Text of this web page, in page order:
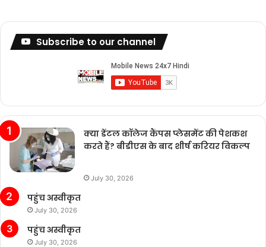
Subscribe to our channel
क्या डेंटल कॉलेज कैंपस प्लेसमेंट की पेशकश
करते हैं? बीडीएस के बाद शीर्ष करियर विकल्प
July 30, 2026
पहुंच अस्वीकृत
July 30, 2026
पहुंच अस्वीकृत
July 30, 2026